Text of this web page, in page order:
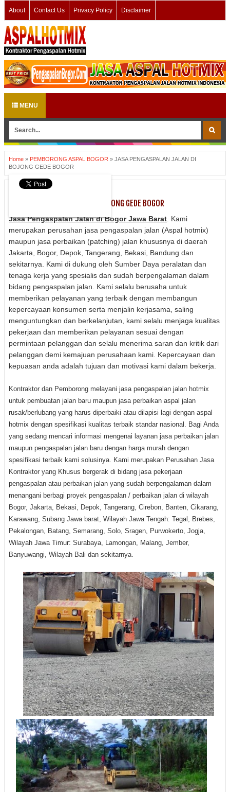
About Contact Us Privacy Policy Disclaimer
MENU
Home » PEMBORONG ASPAL BOGOR » JASA PENGASPALAN JALAN DI
BOJONG GEDE BOGOR
PEMBORONG ASPAL BOGOR
JASA PENGASPALAN JALAN DI BOJONG GEDE BOGOR
Jasa Pengaspalan Jalan di Bogor Jawa Barat. Kami
merupakan perusahan jasa pengaspalan jalan (Aspal hotmix)
maupun jasa perbaikan (patching) jalan khususnya di daerah
Jakarta, Bogor, Depok, Tangerang, Bekasi, Bandung dan
sekitarnya. Kami di dukung oleh Sumber Daya peralatan dan
tenaga kerja yang spesialis dan sudah berpengalaman dalam
bidang pengaspalan jalan. Kami selalu berusaha untuk
memberikan pelayanan yang terbaik dengan membangun
kepercayaan konsumen serta menjalin kerjasama, saling
menguntungkan dan berkelanjutan, kami selalu menjaga kualitas
pekerjaan dan memberikan pelayanan sesuai dengan
permintaan pelanggan dan selalu menerima saran dan kritik dari
pelanggan demi kemajuan perusahaan kami. Kepercayaan dan
kepuasan anda adalah tujuan dan motivasi kami dalam bekerja.
Kontraktor dan Pemborong melayani jasa pengaspalan jalan hotmix
untuk pembuatan jalan baru maupun jasa perbaikan aspal jalan
rusak/berlubang yang harus diperbaiki atau dilapisi lagi dengan aspal
hotmix dengan spesifikasi kualitas terbaik standar nasional. Bagi Anda
yang sedang mencari informasi mengenai layanan jasa perbaikan jalan
maupun pengaspalan jalan baru dengan harga murah dengan
spesifikasi terbaik kami solusinya. Kami merupakan Perusahan Jasa
Kontraktor yang Khusus bergerak di bidang jasa pekerjaan
pengaspalan atau perbaikan jalan yang sudah berpengalaman dalam
menangani berbagi proyek pengaspalan / perbaikan jalan di wilayah
Bogor, Jakarta, Bekasi, Depok, Tangerang, Cirebon, Banten, Cikarang,
Karawang, Subang Jawa barat, Wilayah Jawa Tengah: Tegal, Brebes,
Pekalongan, Batang, Semarang, Solo, Sragen, Purwokerto, Jogja,
Wilayah Jawa Timur: Surabaya, Lamongan, Malang, Jember,
Banyuwangi, Wilayah Bali dan sekitarnya.